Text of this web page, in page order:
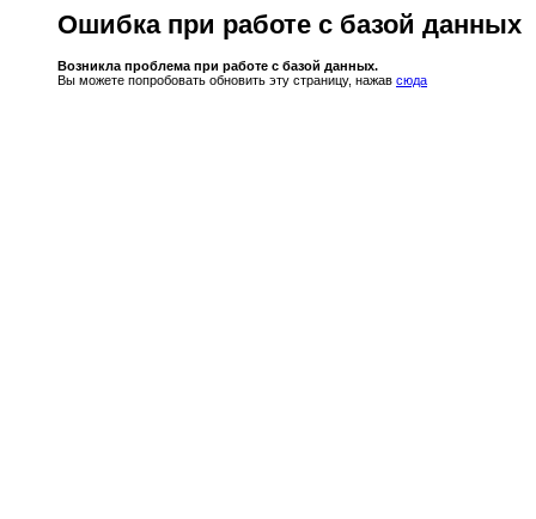
Ошибка при работе с базой данных
Возникла проблема при работе с базой данных.
Вы можете попробовать обновить эту страницу, нажав сюда